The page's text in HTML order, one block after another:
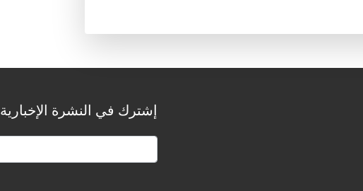
إشترك في النشرة الإخبارية